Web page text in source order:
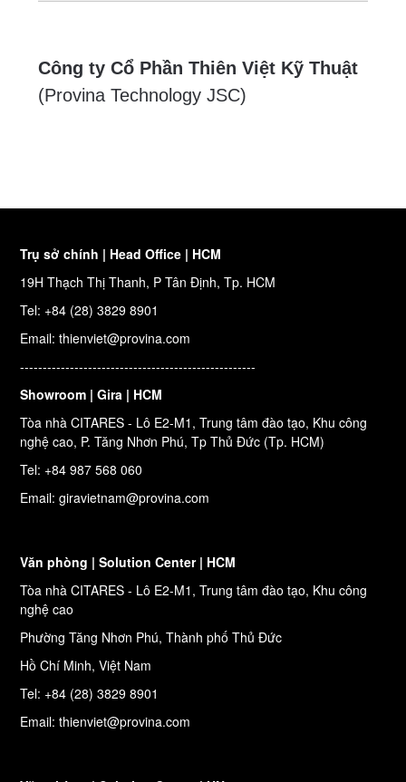
Công ty Cổ Phần Thiên Việt Kỹ Thuật
(Provina Technology JSC)
Trụ sở chính | Head Office | HCM
19H Thạch Thị Thanh, P Tân Định, Tp. HCM
Tel: +84 (28) 3829 8901
Email: thienviet@provina.com
----------------------------------------------------
Showroom | Gira | HCM
Tòa nhà CITARES - Lô E2-M1, Trung tâm đào tạo, Khu công
nghệ cao, P. Tăng Nhơn Phú, Tp Thủ Đức (Tp. HCM)
Tel: +84 987 568 060
Email: giravietnam@provina.com
Văn phòng | Solution Center | HCM
Tòa nhà CITARES - Lô E2-M1, Trung tâm đào tạo, Khu công
nghệ cao
Phường Tăng Nhơn Phú, Thành phố Thủ Đức
Hồ Chí Minh, Việt Nam
Tel: +84 (28) 3829 8901
Email: thienviet@provina.com